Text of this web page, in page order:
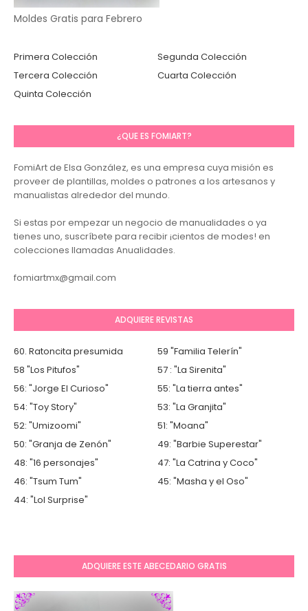
Moldes Gratis para Febrero
Primera Colección
Segunda Colección
Tercera Colección
Cuarta Colección
Quinta Colección
¿QUE ES FOMIART?
FomiArt de Elsa González, es una empresa cuya misión es
proveer de plantillas, moldes o patrones a los artesanos y
manualistas alrededor del mundo.
Si estas por empezar un negocio de manualidades o ya
tienes uno, suscríbete para recibir ¡cientos de modes! en
colecciones llamadas Anualidades.
fomiartmx@gmail.com
ADQUIERE REVISTAS
60. Ratoncita presumida
59 "Familia Telerín"
58 "Los Pitufos"
57 : "La Sirenita"
56: "Jorge El Curioso"
55: "La tierra antes"
54: "Toy Story"
53: "La Granjita"
52: "Umizoomi"
51: "Moana"
50: "Granja de Zenón"
49: "Barbie Superestar"
48: "16 personajes"
47: "La Catrina y Coco"
46: "Tsum Tum"
45: "Masha y el Oso"
44: "Lol Surprise"
ADQUIERE ESTE ABECEDARIO GRATIS